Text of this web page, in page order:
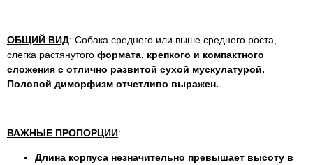
ОБЩИЙ ВИД: Собака среднего или выше среднего роста,
слегка растянутого формата, крепкого и компактного
сложения с отлично развитой сухой мускулатурой.
Половой диморфизм отчетливо выражен.
ВАЖНЫЕ ПРОПОРЦИИ:
Длина корпуса незначительно превышает высоту в